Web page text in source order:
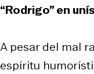
“Rodrigo” en
A pesar del mal
espíritu